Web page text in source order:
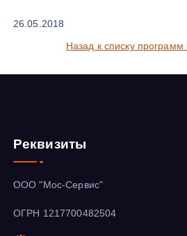
26.05.2018
Назад к списку
Реквизиты
ООО "Мос-Сервис"
ОГРН 1217700482504